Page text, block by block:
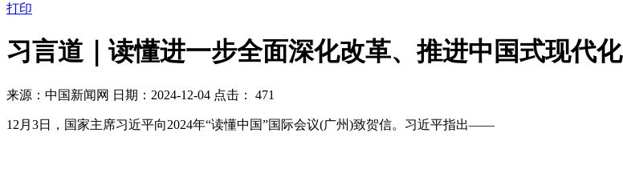
打印
习言道｜读懂进一步全面深化改革、推进中国式现代化
来源：中国新闻网 日期：2024-12-04 点击： 471
12月3日，国家主席习近平向2024年“读懂中国”国际会议(广州)致贺信。习近平指出——